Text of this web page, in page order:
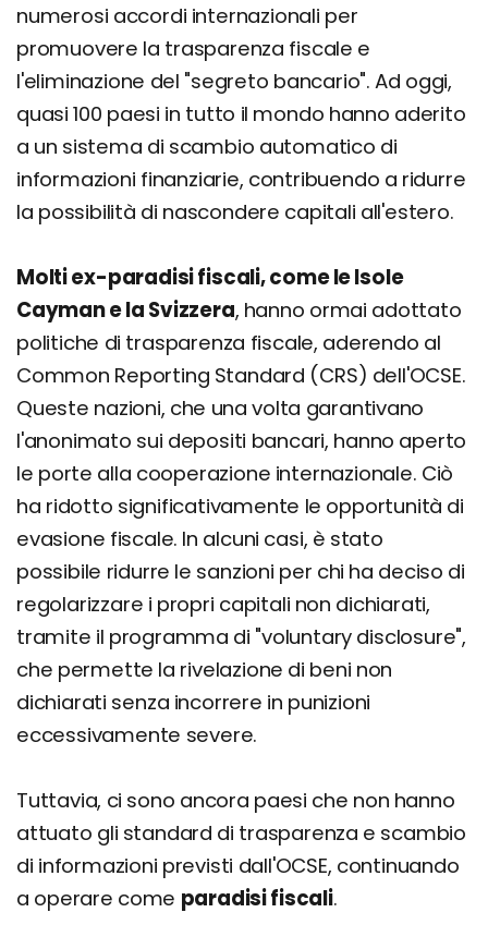
numerosi accordi internazionali per
promuovere la trasparenza fiscale e
l'eliminazione del "segreto bancario". Ad oggi,
quasi 100 paesi in tutto il mondo hanno aderito
a un sistema di scambio automatico di
informazioni finanziarie, contribuendo a ridurre
la possibilità di nascondere capitali all'estero.
Molti ex-paradisi fiscali, come le Isole
Cayman e la Svizzera, hanno ormai adottato
politiche di trasparenza fiscale, aderendo al
Common Reporting Standard (CRS) dell'OCSE.
Queste nazioni, che una volta garantivano
l'anonimato sui depositi bancari, hanno aperto
le porte alla cooperazione internazionale. Ciò
ha ridotto significativamente le opportunità di
evasione fiscale. In alcuni casi, è stato
possibile ridurre le sanzioni per chi ha deciso di
regolarizzare i propri capitali non dichiarati,
tramite il programma di "voluntary disclosure",
che permette la rivelazione di beni non
dichiarati senza incorrere in punizioni
eccessivamente severe.
Tuttavia, ci sono ancora paesi che non hanno
attuato gli standard di trasparenza e scambio
di informazioni previsti dall'OCSE, continuando
a operare come paradisi fiscali.